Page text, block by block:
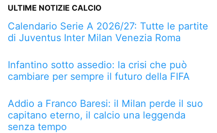
ULTIME NOTIZIE CALCIO
Calendario Serie A 2026/27: Tutte le partite
di Juventus Inter Milan Venezia Roma
Infantino sotto assedio: la crisi che può
cambiare per sempre il futuro della FIFA
Addio a Franco Baresi: il Milan perde il suo
capitano eterno, il calcio una leggenda
senza tempo